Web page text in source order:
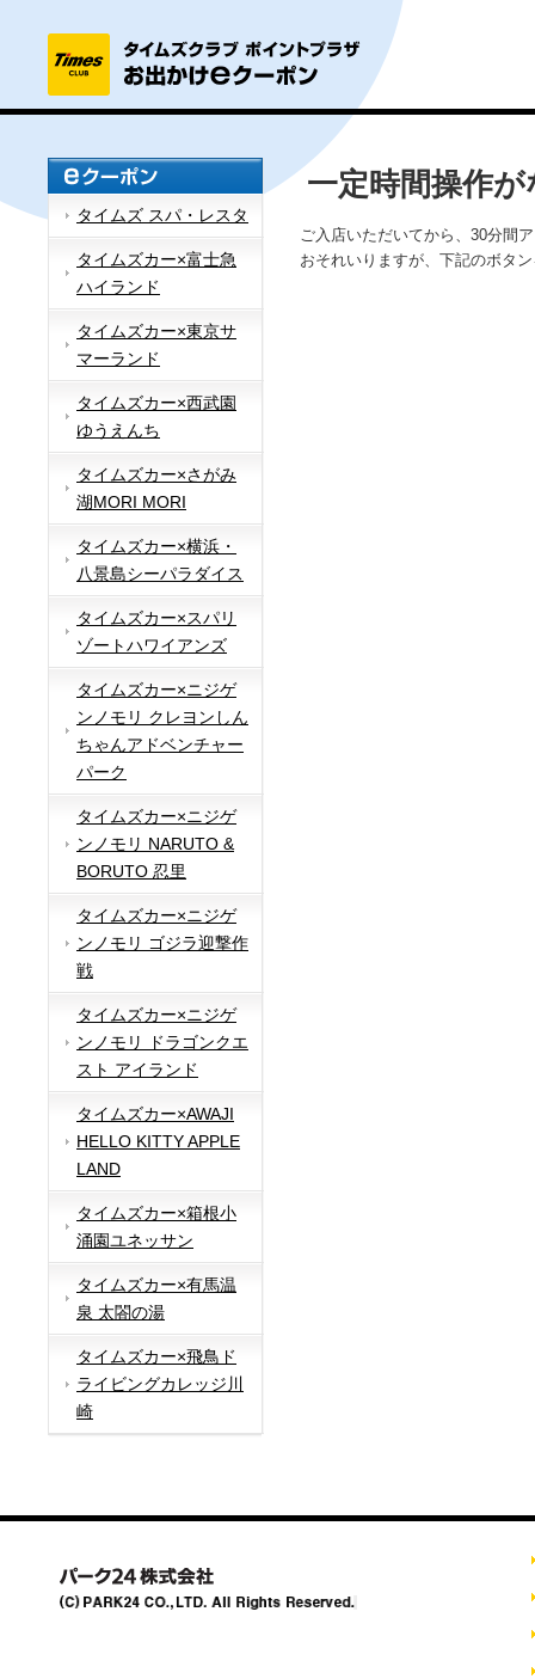
タイムズ スパ・レスタ
タイムズカー×富士急
ハイランド
タイムズカー×東京サ
マーランド
タイムズカー×西武園
ゆうえんち
タイムズカー×さがみ
湖MORI MORI
タイムズカー×横浜・
八景島シーパラダイス
タイムズカー×スパリ
ゾートハワイアンズ
タイムズカー×ニジゲ
ンノモリ クレヨンしん
ちゃんアドベンチャー
パーク
タイムズカー×ニジゲ
ンノモリ NARUTO &
BORUTO 忍里
タイムズカー×ニジゲ
ンノモリ ゴジラ迎撃作
戦
タイムズカー×ニジゲ
ンノモリ ドラゴンクエ
スト アイランド
タイムズカー×AWAJI
HELLO KITTY APPLE
LAND
タイムズカー×箱根小
涌園ユネッサン
タイムズカー×有馬温
泉 太閤の湯
タイムズカー×飛鳥ド
ライビングカレッジ川
崎
一定時間操作
ご入店いただいてから、30分間
おそれいりますが、下記のボタ